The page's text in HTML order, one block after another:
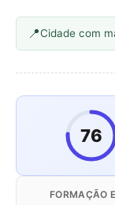
Cidade com
76
FORMAÇÃO